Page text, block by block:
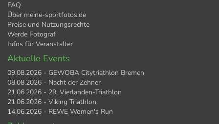
FAQ
Über meine-sportfotos.de
Preise und Nutzungsrechte
Werde Fotograf
Infos für Veranstalter
Aktuelle Events
09.08.2026 - GEWOBA Citytriathlon Bremen
08.08.2026 - Nacht der Zehner
21.06.2026 - 29. Vierlanden-Triathlon
21.06.2026 - Viking Triathlon
14.06.2026 - REWE Women's Run